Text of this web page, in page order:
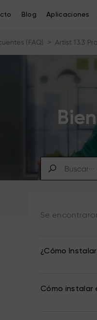
Blog Aplicaciones
(FAQ) > Artist 13.3 Pro
Se
¿Cómo
Cómo instalar